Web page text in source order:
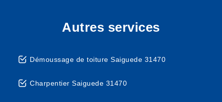
Autres services
Démoussage de toiture Saiguede 31470
Charpentier Saiguede 31470